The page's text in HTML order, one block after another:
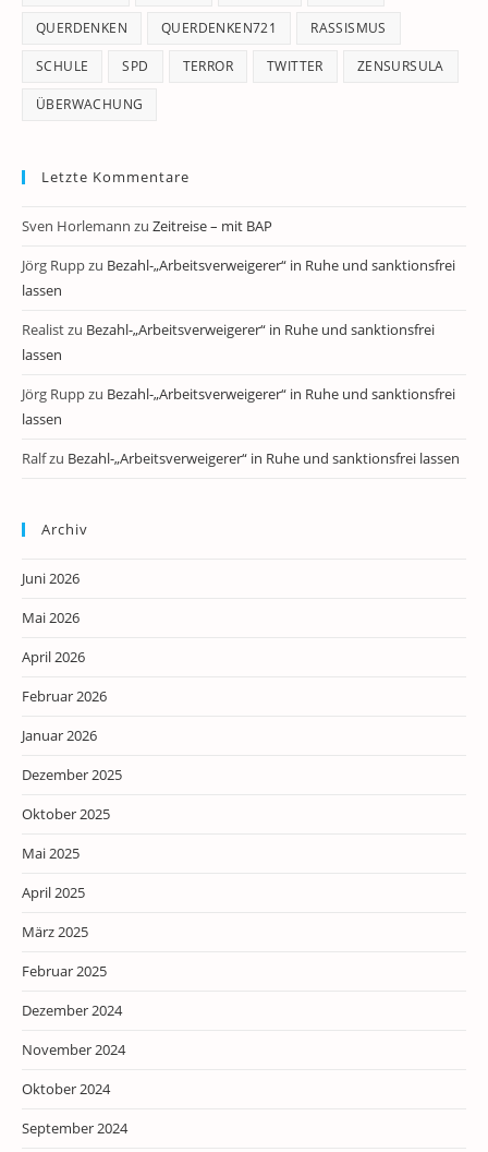
QUERDENKEN QUERDENKEN721 RASSISMUS
SCHULE SPD TERROR TWITTER ZENSURSULA
ÜBERWACHUNG
Letzte Kommentare
Sven Horlemann zu Zeitreise – mit BAP
Jörg Ruppzu Bezahl-„Arbeitsverweigerer“ in Ruhe und sanktionsfrei
lassen
Realistzu Bezahl-„Arbeitsverweigerer“ in Ruhe und sanktionsfrei
lassen
Jörg Ruppzu Bezahl-„Arbeitsverweigerer“ in Ruhe und sanktionsfrei
lassen
Ralfzu Bezahl-„Arbeitsverweigerer“ in Ruhe und sanktionsfrei lassen
Archiv
Juni 2026
Mai 2026
April 2026
Februar 2026
Januar 2026
Dezember 2025
Oktober 2025
Mai 2025
April 2025
März 2025
Februar 2025
Dezember 2024
November 2024
Oktober 2024
September 2024